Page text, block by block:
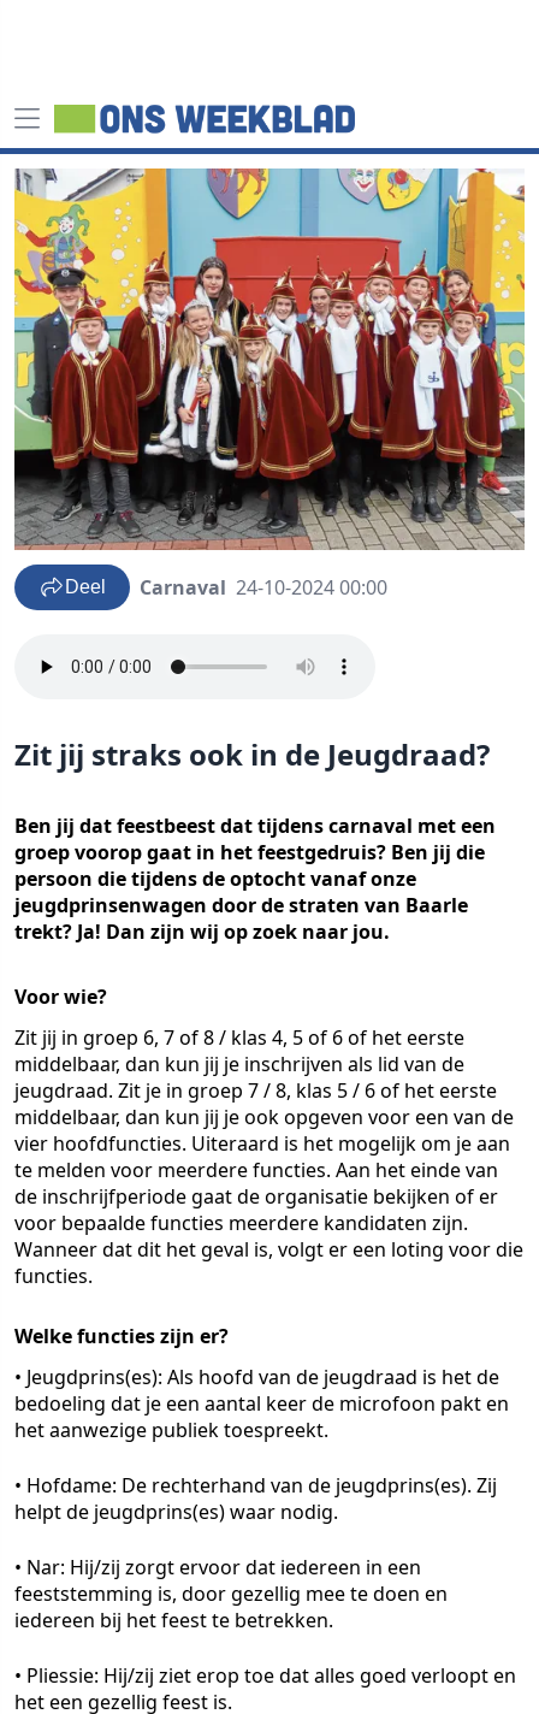
Deel Carnaval 24-10-2024 00:00
Zit jij straks ook in de Jeugdraad?
Ben jij dat feestbeest dat tijdens carnaval met een
groep voorop gaat in het feestgedruis? Ben jij die
persoon die tijdens de optocht vanaf onze
jeugdprinsenwagen door de straten van Baarle
trekt? Ja! Dan zijn wij op zoek naar jou.
Voor wie?
Zit jij in groep 6, 7 of 8 / klas 4, 5 of 6 of het eerste
middelbaar, dan kun jij je inschrijven als lid van de
jeugdraad. Zit je in groep 7 / 8, klas 5 / 6 of het eerste
middelbaar, dan kun jij je ook opgeven voor een van de
vier hoofdfuncties. Uiteraard is het mogelijk om je aan
te melden voor meerdere functies. Aan het einde van
de inschrijfperiode gaat de organisatie bekijken of er
voor bepaalde functies meerdere kandidaten zijn.
Wanneer dat dit het geval is, volgt er een loting voor die
functies.
Welke functies zijn er?
• Jeugdprins(es): Als hoofd van de jeugdraad is het de
bedoeling dat je een aantal keer de microfoon pakt en
het aanwezige publiek toespreekt.
• Hofdame: De rechterhand van de jeugdprins(es). Zij
helpt de jeugdprins(es) waar nodig.
• Nar: Hij/zij zorgt ervoor dat iedereen in een
feeststemming is, door gezellig mee te doen en
iedereen bij het feest te betrekken.
• Pliessie: Hij/zij ziet erop toe dat alles goed verloopt en
het een gezellig feest is.